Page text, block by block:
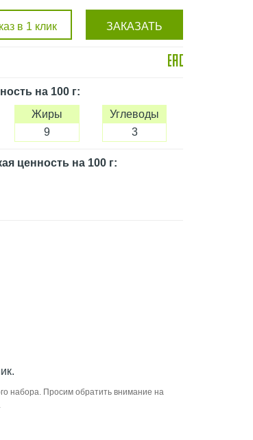
в 1 клик ЗАКАЗАТЬ
на 100 г:
Жиры
9
Углеводы
3
ценностьна 100 г:
набора. Просим обратить внимание на